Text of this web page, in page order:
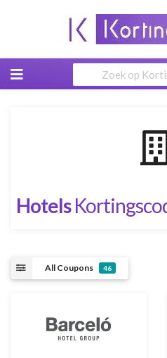
to
content
Hotels
All Coupons 46